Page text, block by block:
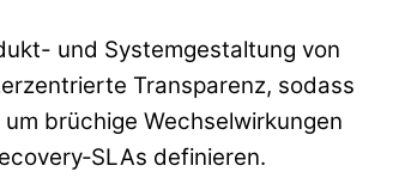
und Systemgestaltung von
Transparenz, sodass
brüchige Wechselwirkungen
definieren.